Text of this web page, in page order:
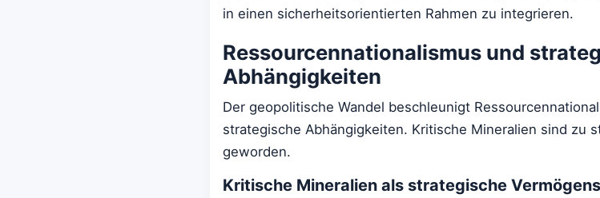
in einen sicherheitsorientierten Rahmen zu integrieren.
Ressourcennationalismus und
Abhängigkeiten
Der geopolitische Wandel beschleunigt
strategische Abhängigkeiten. Kritische Mineralien sind zu
geworden.
Kritische Mineralien als strategische